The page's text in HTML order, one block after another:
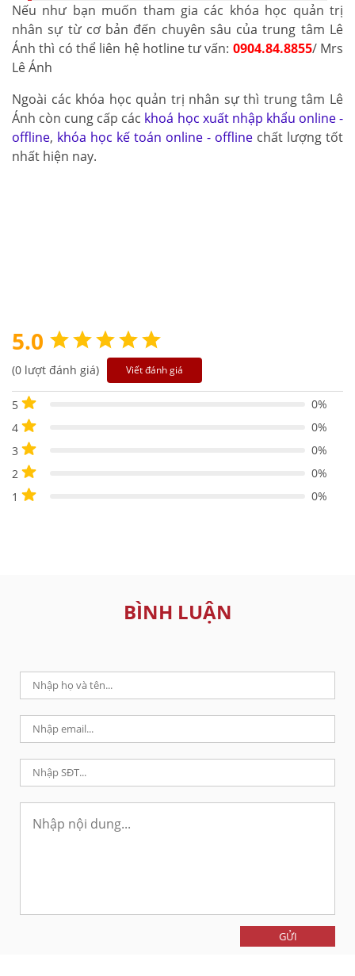
Nếu như bạn muốn tham gia các khóa học quản trị
nhân sự từ cơ bản đến chuyên sâu của trung tâm Lê
Ánh thì có thể liên hệ hotline tư vấn: 0904.84.8855/ Mrs
Lê Ánh
Ngoài các khóa học quản trị nhân sự thì trung tâm Lê
Ánh còn cung cấp các khoá học xuất nhập khẩu online -
offline, khóa học kế toán online - offline chất lượng tốt
nhất hiện nay.
5.0
(0 lượt đánh giá) Viết đánh giá
5
0%
4
0%
3
0%
2
0%
1
0%
BÌNH LUẬN
GỬI